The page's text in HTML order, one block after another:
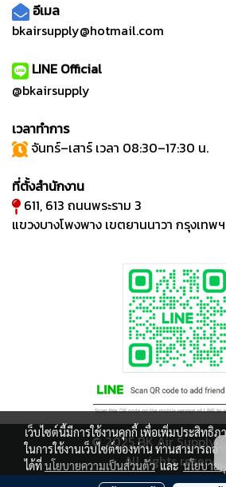
อีเมล
bkairsupply@hotmail.com
LINE Official
@bkairsupply
เวลาทำการ
จันทร์–เสาร์ เวลา 08:30–17:30 น.
ที่ตั้งสำนักงาน
611, 613 ถนนพระราม 3
แขวงบางโพงพาง เขตยานนาวา กรุงเทพฯ
© 2025 BK Air Supply
All rights reserved.
เว็บไซต์นี้มีการใช้งานคุกกี้ เพื่อเพิ่มประสิทธิ
ในการใช้งานเว็บไซต์ของท่าน ท่านสามารถอ่
ได้ที่นโยบายความเป็นส่วนตัวและนโยบายคุ